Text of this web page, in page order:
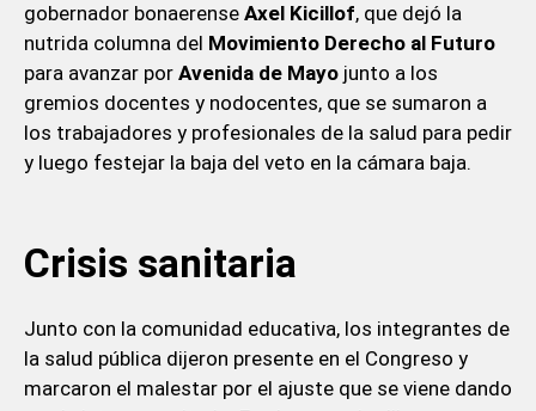
gobernador bonaerense Axel Kicillof, que dejó la
nutrida columna del Movimiento Derecho al Futuro
para avanzar por Avenida de Mayojunto a los
gremios docentes y nodocentes, que se sumaron a
los trabajadores y profesionales de la salud para pedir
y luego festejar la baja del veto en la cámara baja.
Crisis sanitaria
Junto con la comunidad educativa, los integrantes de
la salud pública dijeron presente en el Congreso y
marcaron el malestar por el ajuste que se viene dando